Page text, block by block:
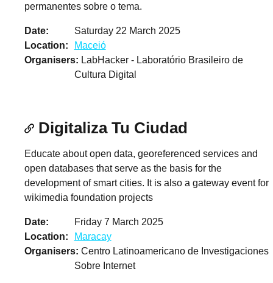
permanentes sobre o tema.
Date
Saturday 22 March 2025
Location
Maceió
Organisers
LabHacker - Laboratório Brasileiro de
Cultura Digital
Digitaliza Tu Ciudad
Educate about open data, georeferenced services and
open databases that serve as the basis for the
development of smart cities. It is also a gateway event for
wikimedia foundation projects
Date
Friday 7 March 2025
Location
Maracay
Organisers Centro Latinoamericano de Investigaciones
Sobre Internet